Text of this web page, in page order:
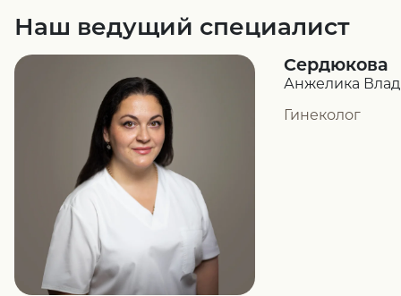
Наш ведущий специалист
Сердюкова
Анжелика
Гинеколог